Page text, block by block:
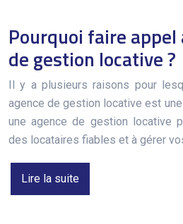
Pourquoi faire appel
de gestion locative ?
Il y a plusieurs raisons pour
agence de gestion locative est une
une agence de gestion locative
des locataires fiables et à gérer
Lire la suite